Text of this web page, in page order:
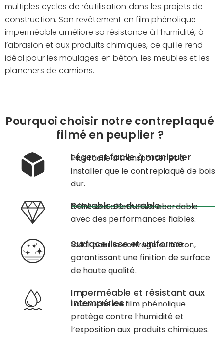
multiples cycles de réutilisation dans les projets de
construction. Son revêtement en film phénolique
imperméable améliore sa résistance à l’humidité, à
l’abrasion et aux produits chimiques, ce qui le rend
idéal pour les moulages en béton, les meubles et les
planchers de camions.
Pourquoi choisir notre contreplaqué
filmé en peuplier ?
Léger et facile à manipuler
Plus facile à transporter et à
installer que le contreplaqué de bois
dur.
Rentable et durable
Offre une alternative abordable
avec des performances fiables.
Surface lisse et uniforme
Idéal pour le coffrage du béton,
garantissant une finition de surface
de haute qualité.
Imperméable et résistant aux
intempéries
La couche de film phénolique
protège contre l’humidité et
l’exposition aux produits chimiques.